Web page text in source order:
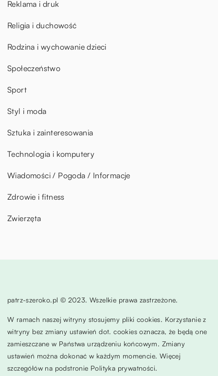
Reklama i druk
Religia i duchowość
Rodzina i wychowanie dzieci
Społeczeństwo
Sport
Styl i moda
Sztuka i zainteresowania
Technologia i komputery
Wiadomości / Pogoda / Informacje
Zdrowie i fitness
Zwierzęta
patrz-szeroko.pl © 2023. Wszelkie prawa zastrzeżone.
W ramach naszej witryny stosujemy pliki cookies. Korzystanie z
witryny bez zmiany ustawień dot. cookies oznacza, że będą one
zamieszczane w Państwa urządzeniu końcowym. Zmiany
ustawień można dokonać w każdym momencie. Więcej
szczegółów na podstronie Polityka prywatności.